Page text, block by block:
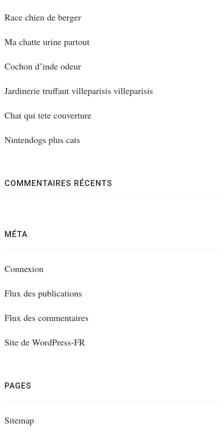
Race chien de berger
Ma chatte urine partout
Cochon d’inde odeur
Jardinerie truffaut villeparisis villeparisis
Chat qui tete couverture
Nintendogs plus cats
COMMENTAIRES RÉCENTS
MÉTA
Connexion
Flux des publications
Flux des commentaires
Site de WordPress-FR
PAGES
Sitemap